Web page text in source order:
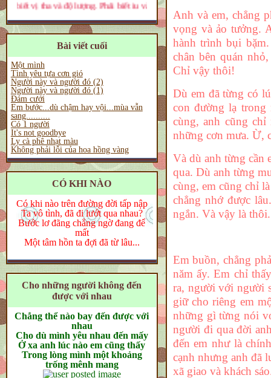
Phải biết iu và tàn nhẫn khi cần ^^
Bài viết cuối
Một mình
Tình yêu tựa cơn gió
Người này và người đó (2)
Người này và người đó (1)
Đám cưới
Em bước...dù chậm hay vội...mùa vẫn
sang..........
Có 1 người
It's not goodbye
Ly cà phê nhạt màu
Không phải lỗi của hoa hồng vàng
CÓ KHI NÀO
Có khi nào trên đường đời tấp nập
Ta vô tình, đã đi lướt qua nhau?
Bước lơ đãng chẳng ngờ đang để
mất
Một tâm hồn ta đợi đã từ lâu...
Cho những người không đến
được với nhau
Chẳng thể nào bay đến được với
nhau
Cho dù mình yêu nhau đến mấy
Ở xa anh lúc nào em cũng thấy
Trong lòng mình một khoảng
trống mênh mang
Anh và em, chẳng
vọng và ảo tưởng.
hành trình bụi
chân bên quán
Chỉ vậy thôi!
Dù em đã từng có
con đường lạ
cùng, anh cũng
những cơn mưa. Ừ,
Và dù anh từng cần
qua. Dù anh từng
cùng, em cũng chỉ
chẳng nhớ được
ngắn. Và vậy là
Em buồn, chẳng
năm ấy. Em chỉ
ra, người với người
giữ cho riêng em
những gì từng nói
người đi qua đời
đến em như là
cạnh nhưng anh đã
xã giao và khách